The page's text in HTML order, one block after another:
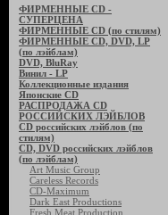
ФИРМЕННЫЕ CD -
СУПЕРЦЕНА
ФИРМЕННЫЕ CD (по стилям)
ФИРМЕННЫЕ CD, DVD, LP
(по лэйблам)
DVD, BluRay
Винил - LP
Коллекционные издания
Японские CD
РАСПРОДАЖА CD
РОССИЙСКИХ ЛЭЙБЛОВ
CD российских лэйблов (по
стилям)
CD, DVD российских лэйблов
(по лэйблам)
Art Music Group
Careless Records
CD-Maximum
Dark East Productions
Fresh Meat Production